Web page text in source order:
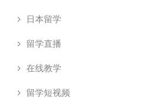
日本留学
留学直播
在线教学
留学短视频